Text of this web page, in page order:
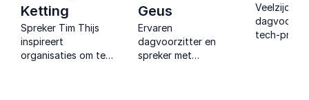
Ketting
Spreker Tim Thijs
inspireert
organisaties om te
Geus
Ervaren
dagvoorzitter en
spreker met
Veelzijdig
tech-